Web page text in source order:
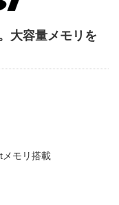
大容量メモリを
モリ搭載